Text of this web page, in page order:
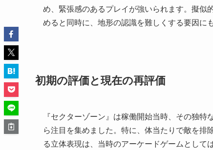
め、緊張感のあるプレイが強いられます。擬似
めると同時に、地形の認識を難しくする要因に
初期の評価と現在の再評価
『セクターゾーン』は稼働開始当時、その独
ら注目を集めました。特に、体当たりで敵を排
る立体表現は、当時のアーケードゲームとして